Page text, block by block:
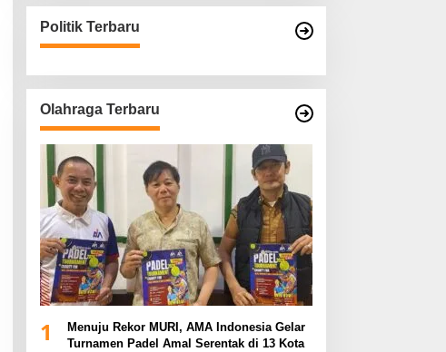
Politik Terbaru
Olahraga Terbaru
1
Menuju Rekor MURI, AMA Indonesia Gelar
Turnamen Padel Amal Serentak di 13 Kota